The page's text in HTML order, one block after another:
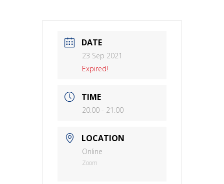
DATE
23 Sep 2021
Expired!
TIME
20:00 - 21:00
LOCATION
Online
Zoom